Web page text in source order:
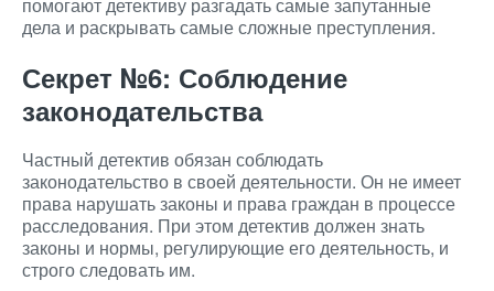
дела и раскрывать самые сложные преступления.
Секрет №6: Соблюдение
законодательства
Частный детектив обязан соблюдать
законодательство в своей деятельности. Он не имеет
права нарушать законы и права граждан в процессе
расследования. При этом детектив должен знать
законы и нормы, регулирующие его деятельность, и
строго следовать им.